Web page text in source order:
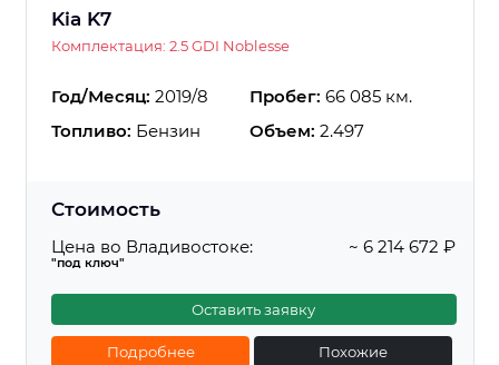
Kia K7
Комплектация: 2.5 GDI Noblesse
Год/Месяц: 2019/8 Пробег: 66 085 км.
Топливо: Бензин Объем: 2.497
Стоимость
Цена во Владивостоке:
"под ключ"
~ 6 214 672 ₽
Оставить заявку
Подробнее Похожие